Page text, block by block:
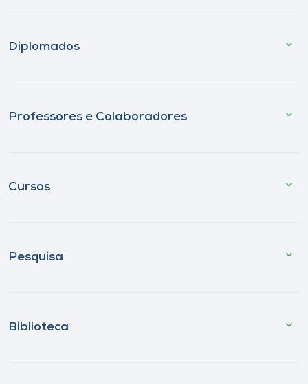
Diplomados
Professores e Colaboradores
Cursos
Pesquisa
Biblioteca